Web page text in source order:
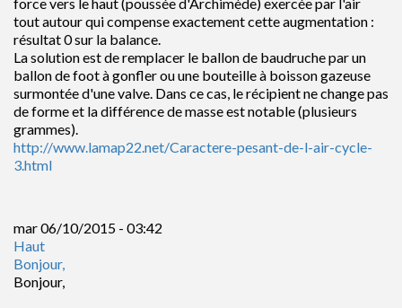
tout autour qui compense exactement cette augmentation :
résultat 0 sur la balance.
La solution est de remplacer le ballon de baudruche par un
ballon de foot à gonfler ou une bouteille à boisson gazeuse
surmontée d'une valve. Dans ce cas, le récipient ne change pas
de forme et la différence de masse est notable (plusieurs
grammes).
http://www.lamap22.net/Caractere-pesant-de-l-air-cycle-
3.html
mar 06/10/2015 - 03:42
Haut
Bonjour,
Bonjour,